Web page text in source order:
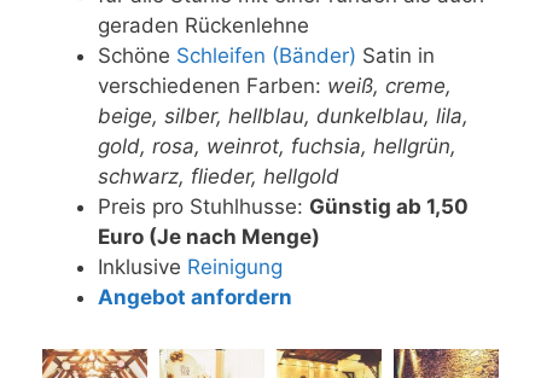
geraden Rückenlehne
Schöne Schleifen (Bänder) Satin in
verschiedenen Farben: weiß, creme,
beige, silber, hellblau, dunkelblau, lila,
gold, rosa, weinrot, fuchsia, hellgrün,
schwarz, flieder, hellgold
Preis pro Stuhlhusse: Günstig ab 1,50
Euro (Je nach Menge)
Inklusive Reinigung
Angebot anfordern